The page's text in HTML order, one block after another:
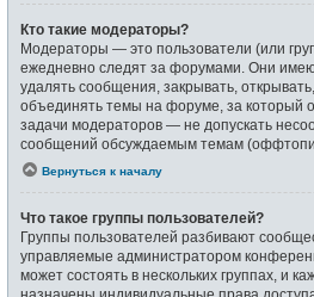
Кто такие модераторы?
Модераторы — это пользователи (или
ежедневно следят за форумами. Они
удалять сообщения, закрывать,
объединять темы на форуме, за который
задачи модераторов — не допускать
сообщений обсуждаемым темам
Вернуться к началу
Что такое группы пользователей?
Группы пользователей разбивают
управляемые администратором
может состоять в нескольких группах, и